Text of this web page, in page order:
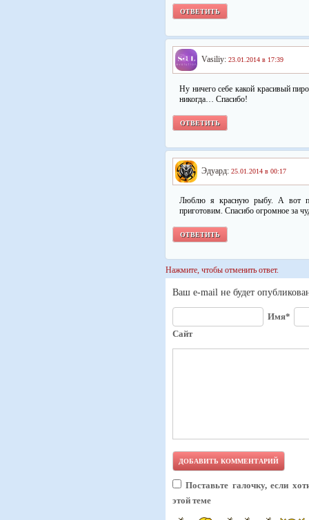
ОТВЕТИТЬ
Vasiliy: 23.01.2014 в 17:39
Ну ничего себе какой красивый
никогда… Спасибо!
ОТВЕТИТЬ
Эдуард: 25.01.2014 в 00:17
Люблю я красную рыбу. А вот
приготовим. Спасибо огромное за
ОТВЕТИТЬ
Нажмите, чтобы отменить ответ.
Ваш e-mail не будет
Имя*
Сайт
Поставьте галочку, если
этой теме